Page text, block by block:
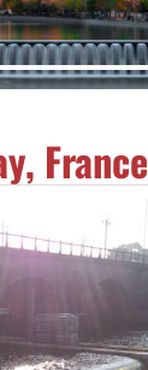
France